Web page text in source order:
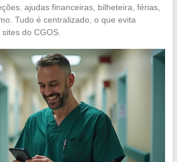
ajudas financeiras, bilheteira, férias,
Tudo é centralizado, o que evita
do CGOS.